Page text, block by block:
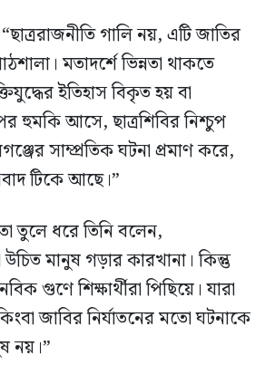
গালি নয়, এটি জাতির
মতাদর্শে ভিন্নতা থাকতে
ইতিহাস বিকৃত হয় বা
হুমকি আসে, ছাত্রশিবির নিশ্চুপ
সাম্প্রতিক ঘটনা প্রমাণ করে,
টিকে আছে।”
তুলে ধরে তিনি বলেন,
উচিত মানুষ গড়ার কারখানা। কিন্তু
গুণে শিক্ষার্থীরা পিছিয়ে। যারা
জাবির নির্যাতনের মতো ঘটনাকে
নয়।”